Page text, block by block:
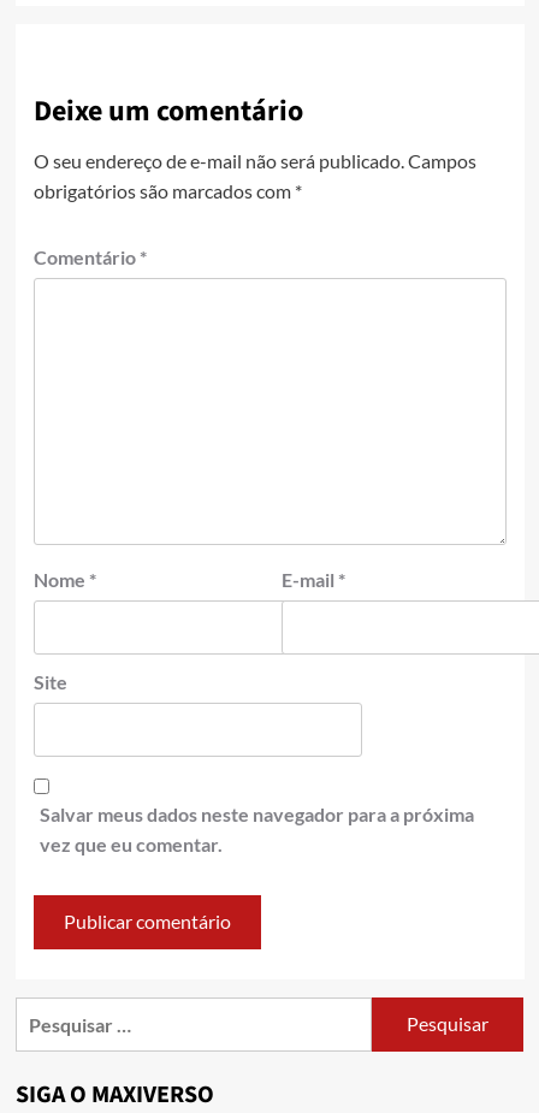
Deixe um comentário
O seu endereço de e-mail não será publicado. Campos
obrigatórios são marcados com *
Comentário *
Nome * E-mail *
Site
Salvar meus dados neste navegador para a próxima
vez que eu comentar.
SIGA O MAXIVERSO